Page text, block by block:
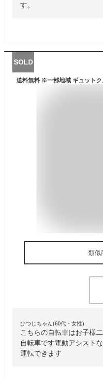
す。
SOLD
類似
ひつじちゃん(60代・女性)
こちらの自転車はお子様
自転車です電動アシスト
運転できます